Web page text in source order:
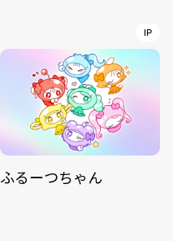
IP
ふるーつちゃん